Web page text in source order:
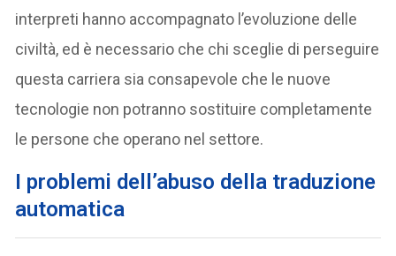
interpreti hanno accompagnato l’evoluzione delle
civiltà, ed è necessario che chi sceglie di perseguire
questa carriera sia consapevole che le nuove
tecnologie non potranno sostituire completamente
le persone che operano nel settore.
I problemi dell’abuso della traduzione
automatica